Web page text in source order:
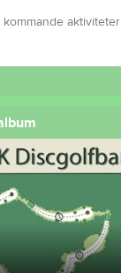
kommande aktiviteter